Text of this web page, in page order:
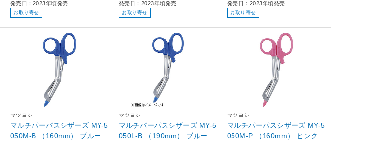
発売日：2023年頃発売
お取り寄せ
発売日：2023年頃発売
お取り寄せ
発売日：2023年頃発売
お取り寄せ
マツヨシ
マルチパーパスシザーズ MY-5
050M-B （160mm） ブルー
マツヨシ
マルチパーパスシザーズ MY-5
050L-B （190mm） ブルー
マツヨシ
マルチパーパスシザーズ MY-5
050M-P （160mm） ピンク